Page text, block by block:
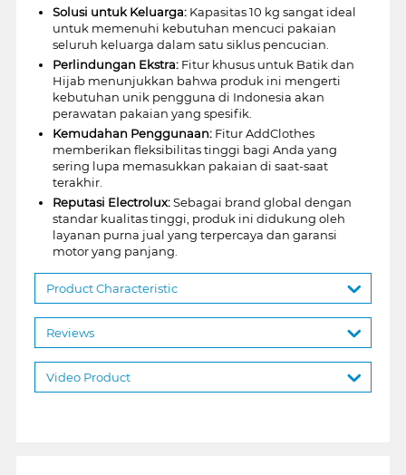
Solusi untuk Keluarga:Kapasitas 10 kg sangat ideal
untuk memenuhi kebutuhan mencuci pakaian
seluruh keluarga dalam satu siklus pencucian.
Perlindungan Ekstra:Fitur khusus untuk Batik dan
Hijab menunjukkan bahwa produk ini mengerti
kebutuhan unik pengguna di Indonesia akan
perawatan pakaian yang spesifik.
Kemudahan Penggunaan:Fitur AddClothes
memberikan fleksibilitas tinggi bagi Anda yang
sering lupa memasukkan pakaian di saat-saat
terakhir.
Reputasi Electrolux:Sebagai brand global dengan
standar kualitas tinggi, produk ini didukung oleh
layanan purna jual yang terpercaya dan garansi
motor yang panjang.
Product Characteristic
Reviews
Video Product